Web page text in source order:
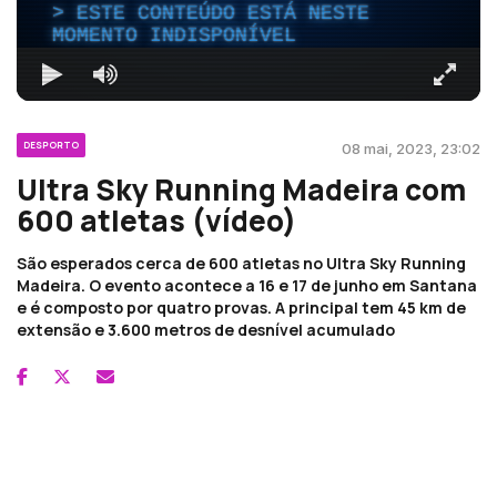
ESTE CONTEÚDO ESTÁ NESTE
MOMENTO INDISPONÍVEL
DESPORTO 08 mai, 2023, 23:02
Ultra Sky Running Madeira com
600 atletas (vídeo)
São esperados cerca de 600 atletas no Ultra Sky Running
Madeira. O evento acontece a 16 e 17 de junho em Santana
e é composto por quatro provas. A principal tem 45 km de
extensão e 3.600 metros de desnível acumulado